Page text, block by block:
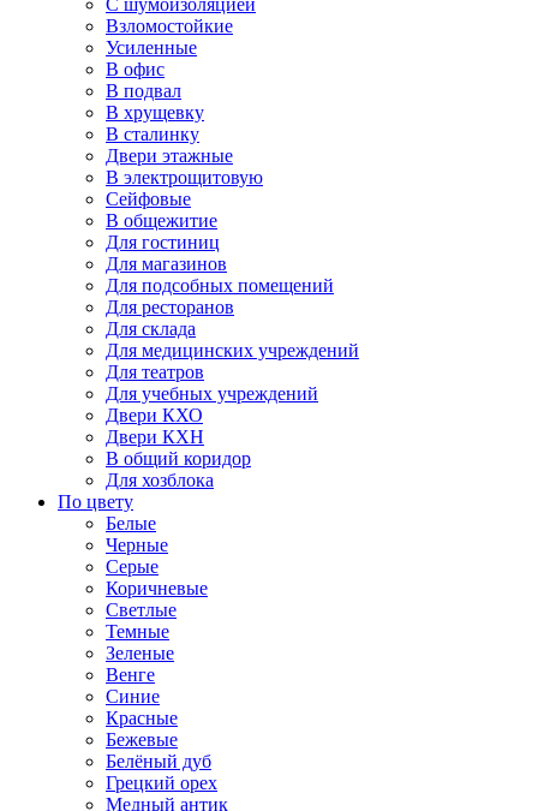
С шумоизоляцией
Взломостойкие
Усиленные
В офис
В подвал
В хрущевку
В сталинку
Двери этажные
В электрощитовую
Сейфовые
В общежитие
Для гостиниц
Для магазинов
Для подсобных помещений
Для ресторанов
Для склада
Для медицинских учреждений
Для театров
Для учебных учреждений
Двери КХО
Двери КХН
В общий коридор
Для хозблока
По цвету
Белые
Черные
Серые
Коричневые
Светлые
Темные
Зеленые
Венге
Синие
Красные
Бежевые
Белёный дуб
Грецкий орех
Медный антик